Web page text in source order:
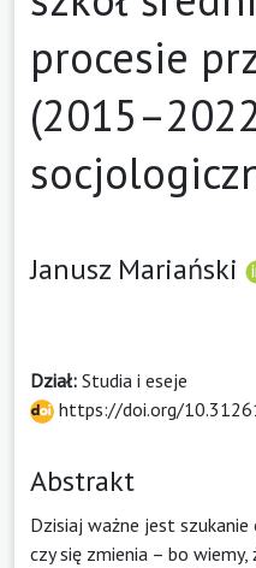
procesie
Janusz Mariański
Dział: Studia i eseje
https://doi.org/
Abstrakt
Dzisiaj ważne jest
czy się zmienia – bo